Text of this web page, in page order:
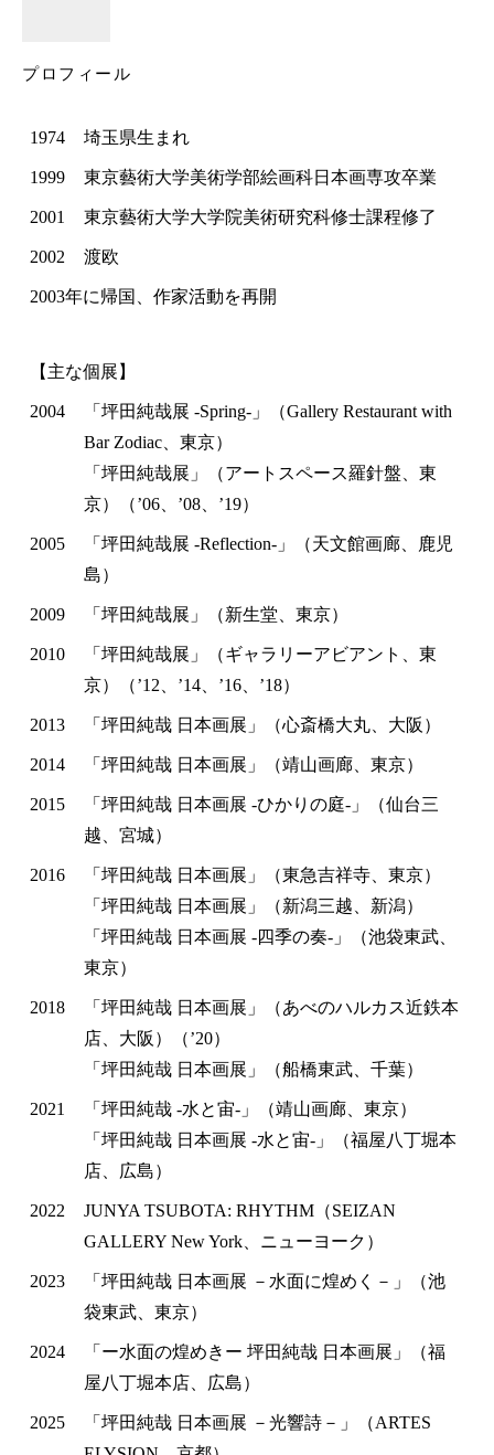
プロフィール
1974 埼玉県生まれ
1999 東京藝術大学美術学部絵画科日本画専攻卒業
2001 東京藝術大学大学院美術研究科修士課程修了
2002 渡欧
2003年に帰国、作家活動を再開
【主な個展】
2004
「坪田純哉展 -Spring-」（Gallery Restaurant with
Bar Zodiac、東京）
「坪田純哉展」（アートスペース羅針盤、東
京）（’06、’08、’19）
2005
「坪田純哉展 -Reflection-」（天文館画廊、鹿児
島）
2009 「坪田純哉展」（新生堂、東京）
2010
「坪田純哉展」（ギャラリーアビアント、東
京）（’12、’14、’16、’18）
2013 「坪田純哉 日本画展」（心斎橋大丸、大阪）
2014 「坪田純哉 日本画展」（靖山画廊、東京）
2015
「坪田純哉 日本画展 -ひかりの庭-」（仙台三
越、宮城）
2016
「坪田純哉 日本画展」（東急吉祥寺、東京）
「坪田純哉 日本画展」（新潟三越、新潟）
「坪田純哉 日本画展 -四季の奏-」（池袋東武、
東京）
2018
「坪田純哉 日本画展」（あべのハルカス近鉄本
店、大阪）（’20）
「坪田純哉 日本画展」（船橋東武、千葉）
2021
「坪田純哉 -水と宙-」（靖山画廊、東京）
「坪田純哉 日本画展 -水と宙-」（福屋八丁堀本
店、広島）
2022
JUNYA TSUBOTA: RHYTHM（SEIZAN
GALLERY New York、ニューヨーク）
2023
「坪田純哉 日本画展 －水面に煌めく－」（池
袋東武、東京）
2024
「ー水面の煌めきー 坪田純哉 日本画展」（福
屋八丁堀本店、広島）
2025
「坪田純哉 日本画展 －光響詩－」（​ARTES